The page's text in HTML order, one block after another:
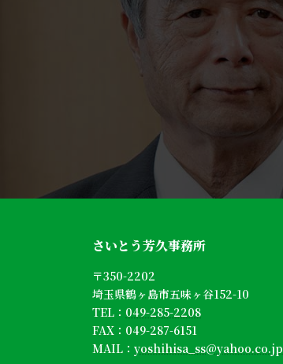
さいとう芳久事務所
〒350-2202
埼玉県鶴ヶ島市五味ヶ谷152-10
TEL： 049-285-2208
FAX：049-287-6151
MAIL： yoshihisa_ss@yahoo.co.jp